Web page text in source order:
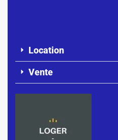
Location
Vente